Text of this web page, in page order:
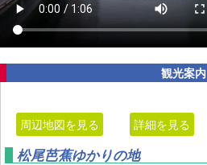
観光案内
周辺地図を見る 詳細を見る
松尾芭蕉ゆかりの地